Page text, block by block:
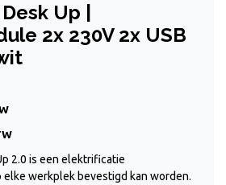
Up |
2x 230V 2x USB
2.0 is een elektrificatie
werkplek bevestigd kan worden.